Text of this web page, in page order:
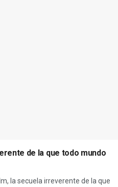
de la que todo mundo
la secuela irreverente de la que